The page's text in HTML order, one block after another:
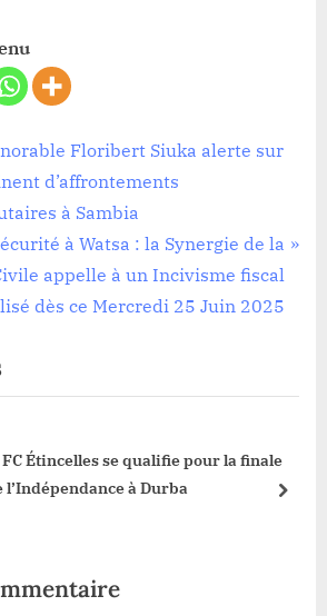
Floribert Siuka alerte sur
d’affrontements
à Sambia
à Watsa : la Synergie de la
appelle à un Incivisme fiscal
dès ce Mercredi 25 Juin 2025
Étincelles se qualifie pour la finale
à Durba
next